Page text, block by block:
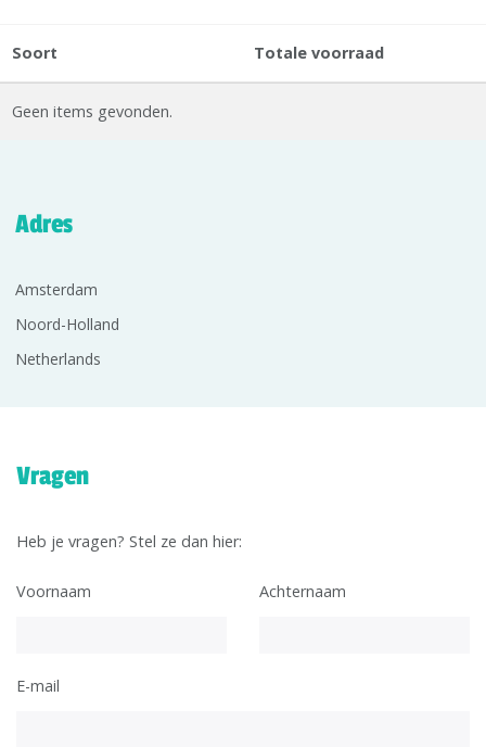
Soort Totale voorraad
Geen items gevonden.
Adres
Amsterdam
Noord-Holland
Netherlands
Vragen
Heb je vragen? Stel ze dan hier:
Voornaam Achternaam
E-mail